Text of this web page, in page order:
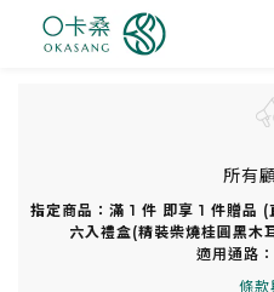
所有
指定商品：滿 1 件 即享 1 件贈品
六入禮盒(精裝柴燒桂圓黑
適用通路：
條款